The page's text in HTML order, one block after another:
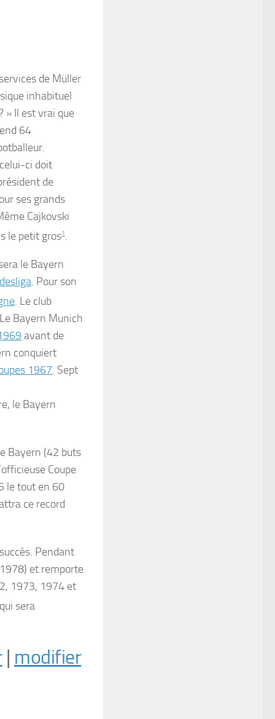
de Müller
inhabituel
» Il est vrai que
64
ci doit
de
ses grands
Cajkovski
le petit gros1.
le Bayern
. Pour son
. Le club
Bayern Munich
avant de
conquiert
1967. Sept
le Bayern
Bayern (42 buts
Coupe
le tout en 60
ce record
Pendant
et remporte
1973, 1974 et
sera
| modifier